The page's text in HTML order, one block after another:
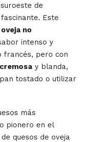
de
Este
no
intenso y
francés, pero con
cremosa y blanda,
tostado o utilizar
más
pionero en el
quesos de oveja